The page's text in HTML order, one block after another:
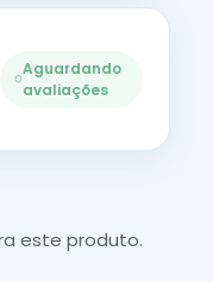
Aguardando
avaliações
este produto.